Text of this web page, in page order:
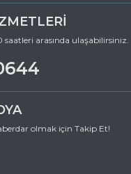
arasında ulaşabilirsiniz.
olmak için Takip Et!